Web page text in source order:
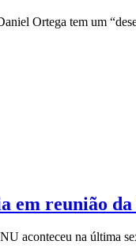
Ortega tem um
em reunião
aconteceu na última